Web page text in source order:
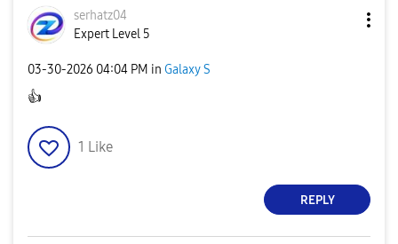
serhatz04
Expert Level 5
‎03-30-2026 04:04 PM in Galaxy S
👍
1 Like
REPLY